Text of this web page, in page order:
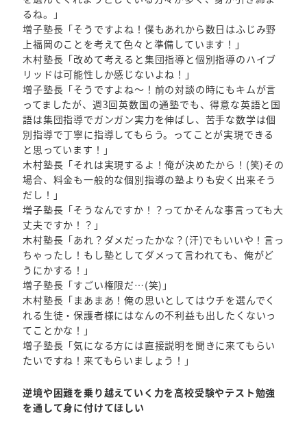
るね。」
増子塾長「そうですよね！僕もあれから数日はふじみ野
上福岡のことを考えて色々と準備しています！」
木村塾長「改めて考えると集団指導と個別指導のハイブ
リッドは可能性しか感じないよね！」
増子塾長「そうですよね～！前の対談の時にもキムが言
ってましたが、週3回英数国の通塾でも、得意な英語と国
語は集団指導でガンガン実力を伸ばし、苦手な数学は個
別指導で丁寧に指導してもらう。ってことが実現できる
と思っています！」
木村塾長「それは実現するよ！俺が決めたから！(笑)その
場合、料金も一般的な個別指導の塾よりも安く出来そう
だし！」
増子塾長「そうなんですか！？ってかそんな事言っても大
丈夫ですか！？」
木村塾長「あれ？ダメだったかな？(汗)でもいいや！言っ
ちゃったし！もし塾としてダメって言われても、俺がど
うにかする！」
増子塾長「すごい権限だ…(笑)」
木村塾長「まあまあ！俺の思いとしてはウチを選んでく
れる生徒・保護者様にはなんの不利益も出したくないっ
てことかな！」
増子塾長「気になる方には直接説明を聞きに来てもらい
たいですね！来てもらいましょう！」
逆境や困難を乗り越えていく力を高校受験やテスト勉強
を通して身に付けてほしい